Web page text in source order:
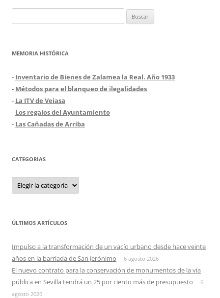
MEMORIA HISTÓRICA
- Inventario de Bienes de Zalamea la Real. Año 1933
- Métodos para el blanqueo de ilegalidades
- La ITV de Veiasa
- Los regalos del Ayuntamiento
- Las Cañadas de Arriba
CATEGORIAS
Categorias
ÚLTIMOS ARTÍCULOS
Impulso a la transformación de un vacío urbano desde hace veinte
años en la barriada de San Jerónimo
6 agosto 2026
El nuevo contrato para la conservación de monumentos de la vía
pública en Sevilla tendrá un 25 por ciento más de presupuesto
6
agosto 2026